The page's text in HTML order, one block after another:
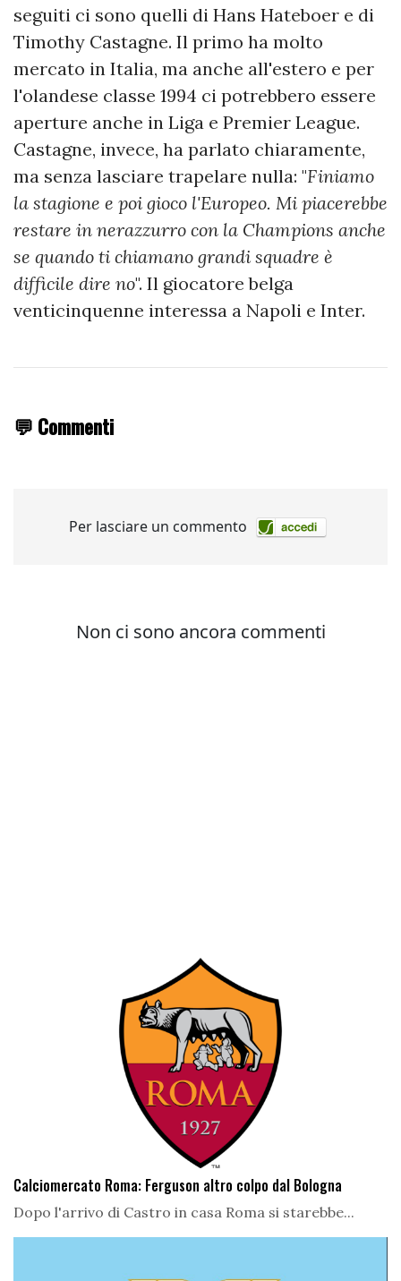
seguiti ci sono quelli di Hans Hateboer e di
Timothy Castagne. Il primo ha molto
mercato in Italia, ma anche all'estero e per
l'olandese classe 1994 ci potrebbero essere
aperture anche in Liga e Premier League.
Castagne, invece, ha parlato chiaramente,
ma senza lasciare trapelare nulla: "Finiamo
la stagione e poi gioco l'Europeo. Mi piacerebbe
restare in nerazzurro con la Champions anche
se quando ti chiamano grandi squadre è
difficile dire no". Il giocatore belga
venticinquenne interessa a Napoli e Inter.
💬 Commenti
Calciomercato Roma: Ferguson altro colpo dal Bologna
Dopo l'arrivo di Castro in casa Roma si starebbe...